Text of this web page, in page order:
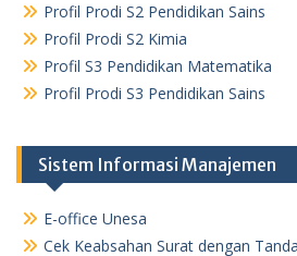
Profil Prodi S2 Pendidikan Sains
Profil Prodi S2 Kimia
Profil S3 Pendidikan Matematika
Profil Prodi S3 Pendidikan Sains
Sistem Informasi Manajemen
E-office Unesa
Cek Keabsahan Surat dengan